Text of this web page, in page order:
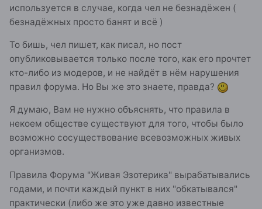
используется в случае, когда чел не безнадёжен (
безнадёжных просто банят и всё )
То бишь, чел пишет, как писал, но пост
опубликовывается только после того, как его прочтет
кто-либо из модеров, и не найдёт в нём нарушения
правил форума. Но Вы же это знаете, правда?
Я думаю, Вам не нужно объяснять, что правила в
некоем обществе существуют для того, чтобы было
возможно сосуществование всевозможных живых
организмов.
Правила Форума "Живая Эзотерика" вырабатывались
годами, и почти каждый пункт в них "обкатывался"
практически (либо же это уже давно известные